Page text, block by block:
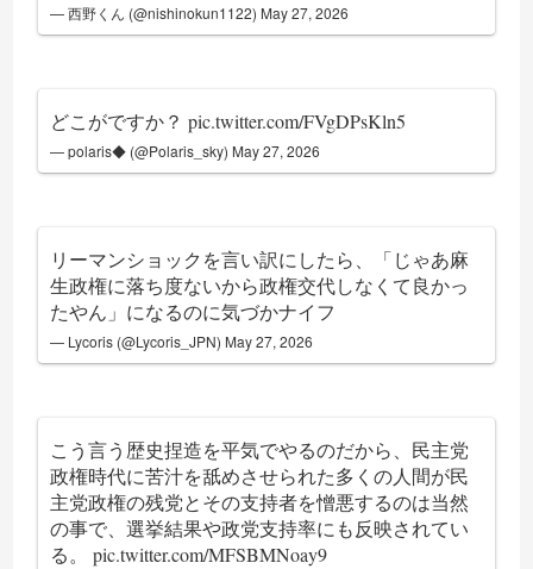
— 西野くん (@nishinokun1122) May 27, 2026
どこがですか？pic.twitter.com/FVgDPsKln5
— polaris◆ (@Polaris_sky) May 27, 2026
リーマンショックを言い訳にしたら、「じゃあ麻
生政権に落ち度ないから政権交代しなくて良かっ
たやん」になるのに気づかナイフ
— Lycoris (@Lycoris_JPN) May 27, 2026
こう言う歴史捏造を平気でやるのだから、民主党
政権時代に苦汁を舐めさせられた多くの人間が民
主党政権の残党とその支持者を憎悪するのは当然
の事で、選挙結果や政党支持率にも反映されてい
る。pic.twitter.com/MFSBMNoay9